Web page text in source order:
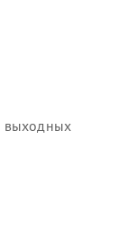
выходных